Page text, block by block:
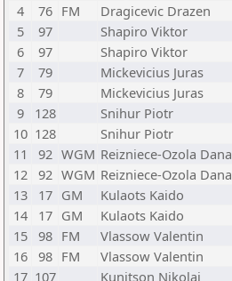
4
76 FM Dragicevic Drazen
5
97 Shapiro Viktor
6
97 Shapiro Viktor
7
79 Mickevicius Juras
8
79 Mickevicius Juras
9
128 Snihur Piotr
10 128 Snihur Piotr
11
92 WGM Reizniece-Ozola Dana
12 92 WGM Reizniece-Ozola Dana
13
17 GM Kulaots Kaido
14
17 GM Kulaots Kaido
15 98 FM Vlassow Valentin
16 98 FM Vlassow Valentin
17 107 Kunitson Nikolai